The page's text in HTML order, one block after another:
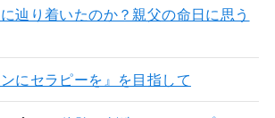
辿り着いたのか？親父の命日に思う
にセラピーを』を目指して